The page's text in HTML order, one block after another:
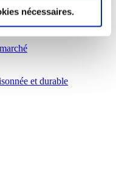
nécessaires.
et durable